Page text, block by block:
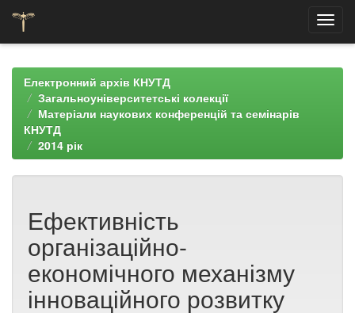
navigationЕлектронний архів КНУТД
Загальноуніверситетські колекції
Матеріали наукових конференцій та семінарів
КНУТД
2014 рік
Ефективність
організаційно-
економічного механізму
інноваційного розвитку